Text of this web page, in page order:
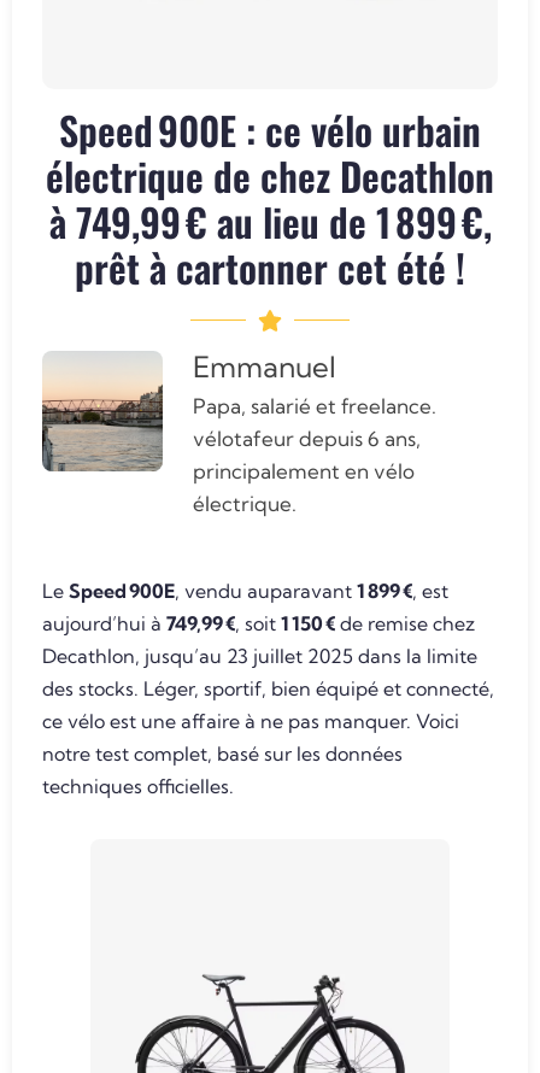
Speed 900E : ce vélo urbain
électrique de chez Decathlon
à 749,99 € au lieu de 1 899 €,
prêt à cartonner cet été !
Emmanuel
Papa, salarié et freelance.
vélotafeur depuis 6 ans,
principalement en vélo
électrique.
Le Speed 900E, vendu auparavant 1 899 €, est
aujourd’hui à 749,99 €, soit 1 150 € de remise chez
Decathlon, jusqu’au 23 juillet 2025 dans la limite
des stocks. Léger, sportif, bien équipé et connecté,
ce vélo est une affaire à ne pas manquer. Voici
notre test complet, basé sur les données
techniques officielles.